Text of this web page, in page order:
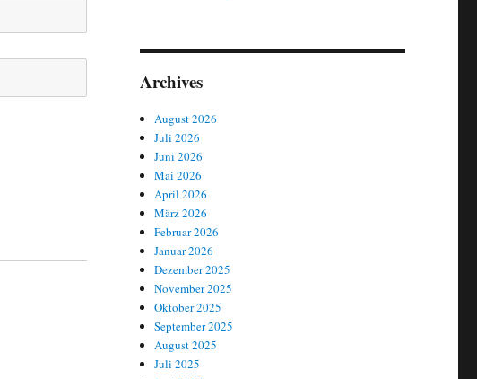
Archives
August 2026
Juli 2026
Juni 2026
Mai 2026
April 2026
März 2026
Februar 2026
Januar 2026
Dezember 2025
November 2025
Oktober 2025
September 2025
August 2025
Juli 2025